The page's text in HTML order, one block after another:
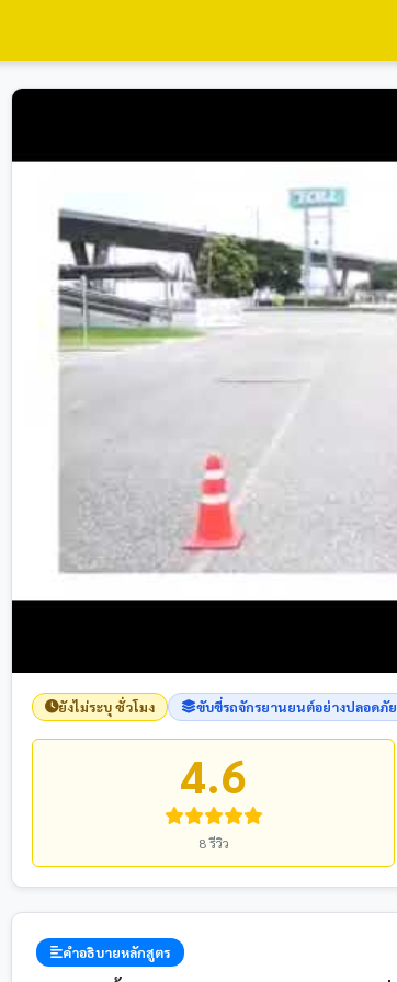
ยังไม่ระบุ ชั่วโมง ขับขี่รถจักรยานยนต์อย่างปลอดภัย
4.6
8 รีวิว
คำอธิบายหลักสูตร